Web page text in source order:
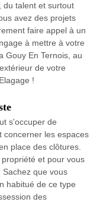
du talent et surtout
avez des projets
faire appel à un
à mettre à votre
Gouy En Ternois, au
de votre
!
s'occuper de
concerner les espaces
place des clôtures.
et pour vous
que vous
habitué de ce type
des